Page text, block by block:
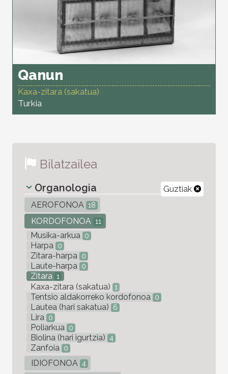
Qanun
Kaxa-zitara (sakatua)
Turkia
Bilatzailea
Guztiak
Organologia
AEROFONOA 18
KORDOFONOA 11
Musika-arkua 0
Harpa 0
Zitara-harpa 0
Laute-harpa 0
Zitara 1
Kaxa-zitara (sakatua) 1
Tentsio aldakorreko kordofonoa 0
Lautea (hari sakatua) 6
Lira 0
Poliarkua 0
Biolina (hari igurtzia) 4
Zanfoia 0
IDIOFONOA 4